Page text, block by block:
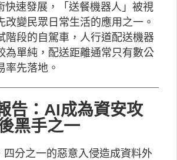
快速發展，「送餐機器人」被視
改變民眾日常生活的應用之一。
階段的自駕車，人行道配送機器
為單純，配送距離通常只有數公
率先落地。
告：AI成為資安攻
黑手之一
四分之一的惡意入侵造成資料外